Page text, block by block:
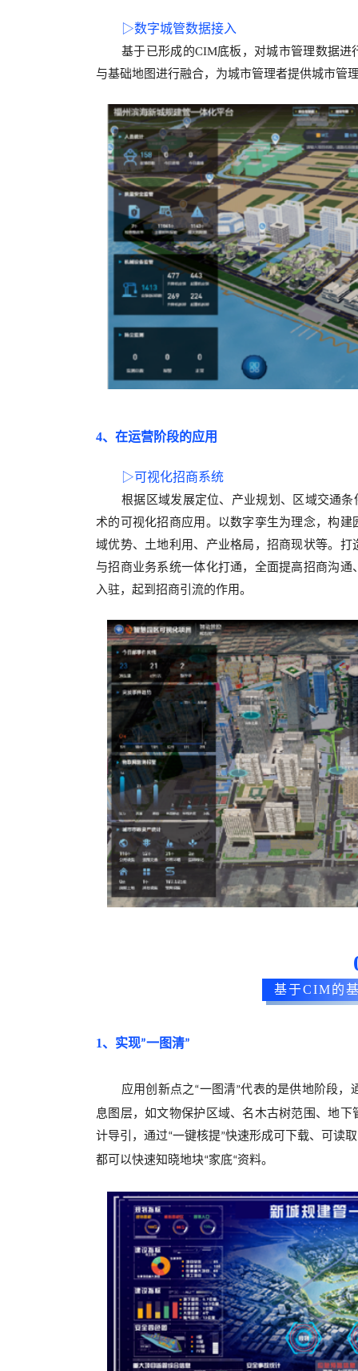
▷数字城管数据接入
基于已形成的CIM底板，对城市管理数据进
与基础地图进行融合，为城市管理者提供城市管
4、在运营阶段的应用
▷可视化招商系统
根据区域发展定位、产业规划、区域交通
术的可视化招商应用。以数字孪生为理念，构
域优势、土地利用、产业格局，招商现状等。
与招商业务系统一体化打通，全面提高招商沟
入驻，起到招商引流的作用。
基于CIM的
1、 实现”一图清”
应用创新点之 “一图清”代表的是供地阶段，
息图层，如文物保护区域、名木古树范围、地
计导引，通过“一键核提”快速形成可下载、可读
都可以快速知晓地块“家底“资料。